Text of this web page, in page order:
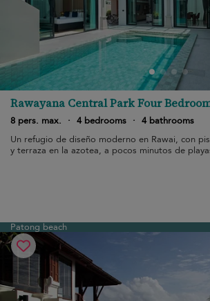
Rawayana Central Park Four
Villa
8 pers. max.
· 4 bedrooms · 4 bathrooms
Un refugio de diseño moderno en Rawai, con
y terraza en la azotea, a pocos minutos de
Patong beach